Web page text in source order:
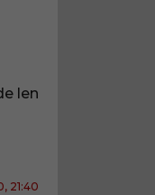
len
, 21:40